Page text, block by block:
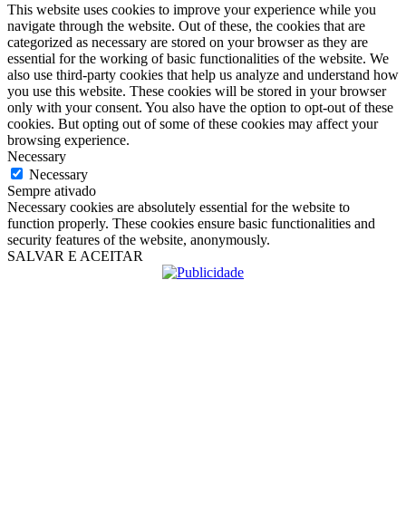
This website uses cookies to improve your experience while you
navigate through the website. Out of these, the cookies that are
categorized as necessary are stored on your browser as they are
essential for the working of basic functionalities of the website. We
also use third-party cookies that help us analyze and understand how
you use this website. These cookies will be stored in your browser
only with your consent. You also have the option to opt-out of these
cookies. But opting out of some of these cookies may affect your
browsing experience.
Necessary
Necessary
Sempre ativado
Necessary cookies are absolutely essential for the website to
function properly. These cookies ensure basic functionalities and
security features of the website, anonymously.
SALVAR E ACEITAR